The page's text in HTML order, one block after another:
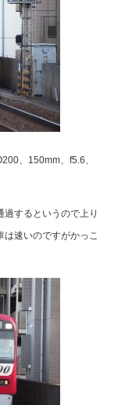
、150mm、f5.6、
過するというので上り
は速いのですがかっこ